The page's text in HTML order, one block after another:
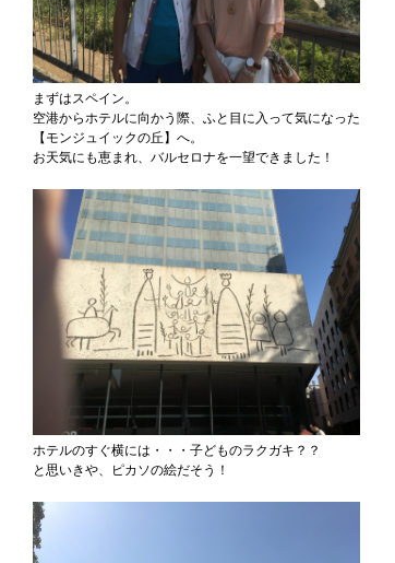
まずはスペイン。
空港からホテルに向かう際、ふと目に入って気になった
【モンジュイックの丘】へ。
お天気にも恵まれ、バルセロナを一望できました！
ホテルのすぐ横には・・・子どものラクガキ？？
と思いきや、ピカソの絵だそう！